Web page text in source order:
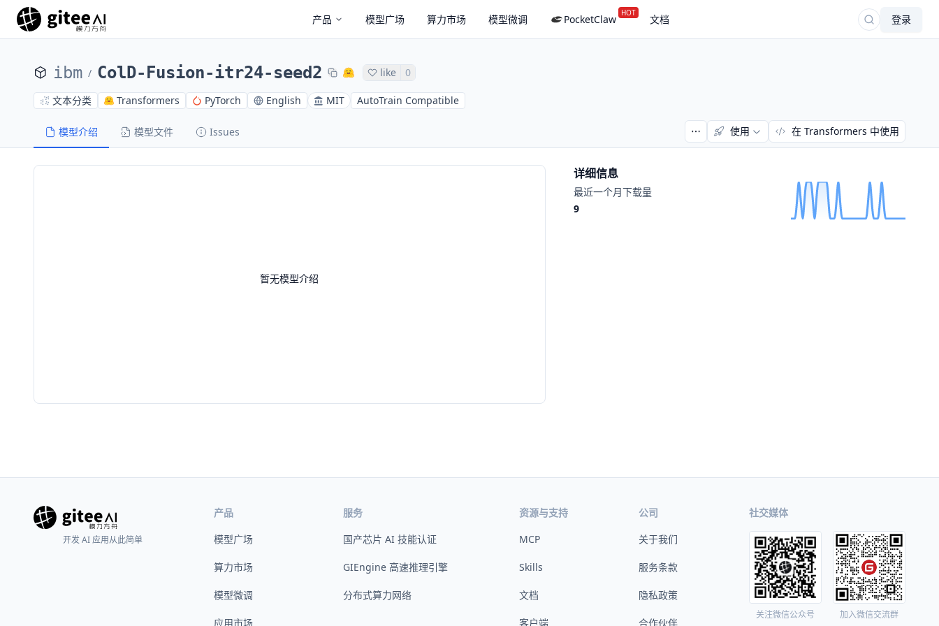
产品 模型广场 算力市场 模型微调 PocketClaw HOT 文档 登录
ibm / ColD-Fusion-itr24-seed2 like 0
文本分类 Transformers PyTorch English MIT AutoTrain Compatible
模型介绍 模型文件 Issues 使用 在 Transformers 中使用
暂无模型介绍
详细信息
最近一个月下载量
9
开发 AI 应用从此简单
产品
模型广场
算力市场
模型微调
应用市场
服务
国产芯片 AI 技能认证
GIEngine 高速推理引擎
分布式算力网络
资源与支持
MCP
Skills
文档
客户端
公司
关于我们
服务条款
隐私政策
合作伙伴
社交媒体
关注微信公众号 加入微信交流群